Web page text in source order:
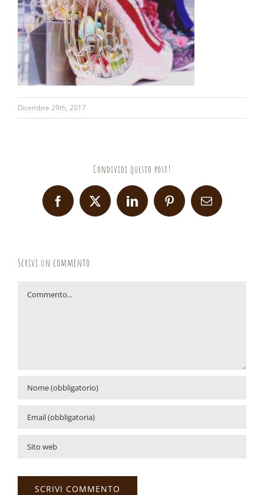
Dicembre 29th, 2017
Condividi questo post!
Facebook
X LinkedInPinterestEmail
Scrivi un commento